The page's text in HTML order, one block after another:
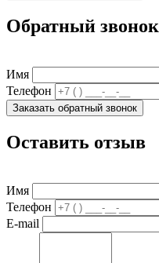
Обратный звонок
Имя
Телефон
Заказать обратный звонок
Оставить отзыв
Имя
Телефон
E-mail